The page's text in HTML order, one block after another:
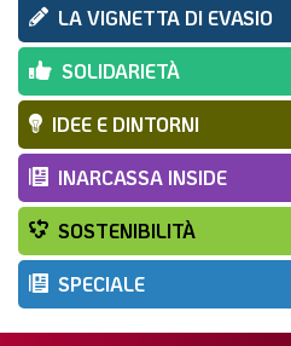
LA VIGNETTA DI EVASIO
SOLIDARIETÀ
IDEE E DINTORNI
INARCASSA INSIDE
SOSTENIBILITÀ
SPECIALE